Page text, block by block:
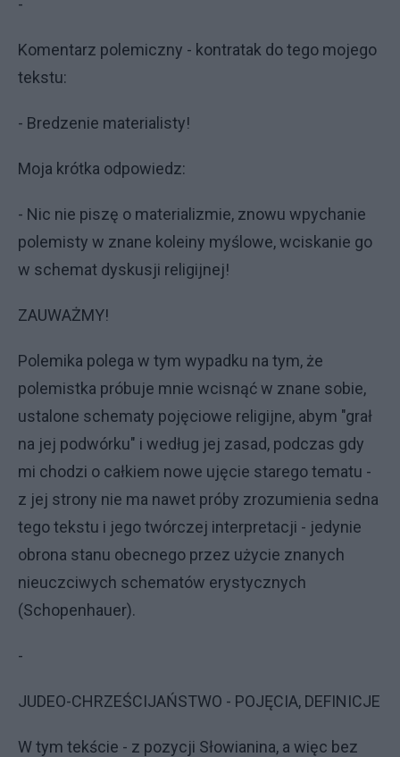
-
Komentarz polemiczny - kontratak do tego mojego
tekstu:
- Bredzenie materialisty!
Moja krótka odpowiedz:
- Nic nie piszę o materializmie, znowu wpychanie
polemisty w znane koleiny myślowe, wciskanie go
w schemat dyskusji religijnej!
ZAUWAŻMY!
Polemika polega w tym wypadku na tym, że
polemistka próbuje mnie wcisnąć w znane sobie,
ustalone schematy pojęciowe religijne, abym "grał
na jej podwórku" i według jej zasad, podczas gdy
mi chodzi o całkiem nowe ujęcie starego tematu -
z jej strony nie ma nawet próby zrozumienia sedna
tego tekstu i jego twórczej interpretacji - jedynie
obrona stanu obecnego przez użycie znanych
nieuczciwych schematów erystycznych
(Schopenhauer).
-
JUDEO-CHRZEŚCIJAŃSTWO - POJĘCIA, DEFINICJE
W tym tekście - z pozycji Słowianina, a więc bez